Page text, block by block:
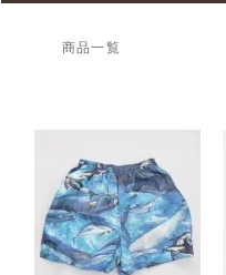
商品一覧